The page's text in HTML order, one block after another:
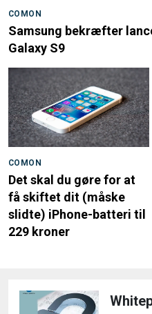
COMON
Samsung bekræfter
Galaxy S9
COMON
Det skal du gøre for at
få skiftet dit (måske
slidte) iPhone-batteri til
229 kroner